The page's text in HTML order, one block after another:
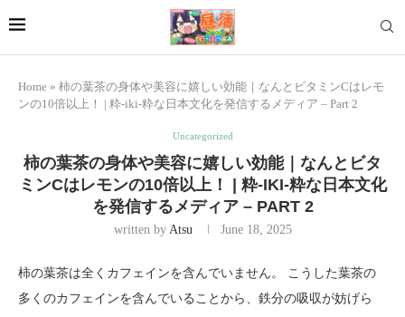
Home » 柿の葉茶の身体や美容に嬉しい効能｜なんとビタミンCはレモ
ンの10倍以上！ | 粋-iki-粋な日本文化を発信するメディア – Part 2
Uncategorized
柿の葉茶の身体や美容に嬉しい効能｜なんとビタ
ミンCはレモンの10倍以上！ | 粋-IKI-粋な日本文化
を発信するメディア – PART 2
written by Atsu June 18, 2025
柿の葉茶は全くカフェインを含んでいません。 こうした葉茶の
多くのカフェインを含んでいることから、鉄分の吸収が妨げら